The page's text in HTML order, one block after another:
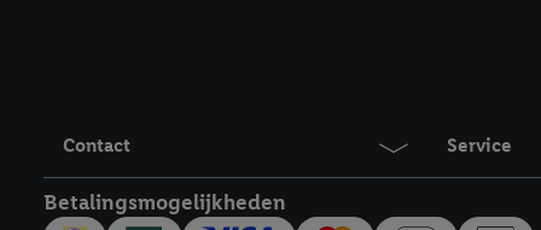
Contact Service
Betalingsmogelijkheden
Door op "Akkoord" te
inclusief over de